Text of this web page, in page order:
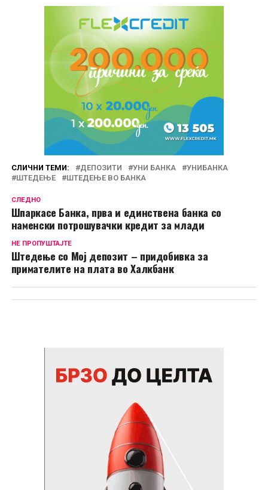
СЛИЧНИ ТЕМИ: ДЕПОЗИТИ УНИ БАНКА
УНИБАНКА
ШТЕДЕЊЕ
ШТЕДЕЊЕ ВО БАНКА
СЛЕДНО
Шпаркасе Банка, прва и единствена банка со
наменски потрошувачки кредит за млади
НЕ ПРОПУШТАЈТЕ
Штедење со Мој депозит – придобивка за
примателите на плата во Халкбанк